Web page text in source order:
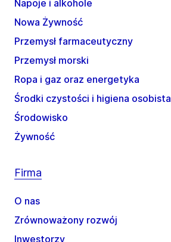
Napoje i alkohole
Nowa Żywność
Przemysł farmaceutyczny
Przemysł morski
Ropa i gaz oraz energetyka
Środki czystości i higiena osobista
Środowisko
Żywność
Firma
O nas
Zrównoważony rozwój
Inwestorzy